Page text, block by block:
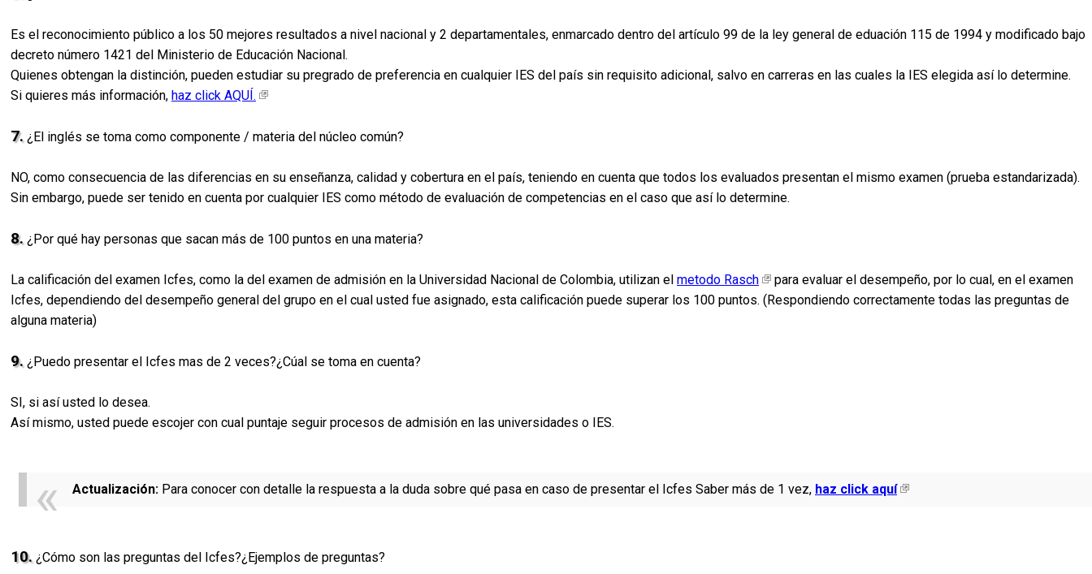
Es el reconocimiento público a los 50 mejores resultados a nivel nacional y 2 departamentales, enmarcado dentro del artículo 99 de la ley general de eduación 115 de 1994 y modificado bajo
decreto número 1421 del Ministerio de Educación Nacional.
Quienes obtengan la distinción, pueden estudiar su pregrado de preferencia en cualquier IES del país sin requisito adicional, salvo en carreras en las cuales la IES elegida así lo determine.
Si quieres más información, haz click AQUÍ.
7.¿El inglés se toma como componente / materia del núcleo común?
NO, como consecuencia de las diferencias en su enseñanza, calidad y cobertura en el país, teniendo en cuenta que todos los evaluados presentan el mismo examen (prueba estandarizada).
Sin embargo, puede ser tenido en cuenta por cualquier IES como método de evaluación de competencias en el caso que así lo determine.
8.¿Por qué hay personas que sacan más de 100 puntos en una materia?
La calificación del examen Icfes, como la del examen de admisión en la Universidad Nacional de Colombia, utilizan el metodo Rasch
para evaluar el desempeño, por lo cual, en el examen
Icfes, dependiendo del desempeño general del grupo en el cual usted fue asignado, esta calificación puede superar los 100 puntos. (Respondiendo correctamente todas las preguntas de
alguna materia)
9.¿Puedo presentar el Icfes mas de 2 veces?¿Cúal se toma en cuenta?
SI, si así usted lo desea.
Así mismo, usted puede escojer con cual puntaje seguir procesos de admisión en las universidades o IES.
Actualización: Para conocer con detalle la respuesta a la duda sobre qué pasa en caso de presentar el Icfes Saber más de 1 vez, haz click aquí
10.¿Cómo son las preguntas del Icfes?¿Ejemplos de preguntas?